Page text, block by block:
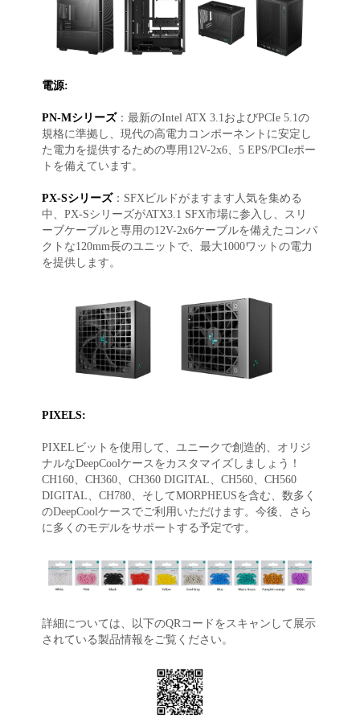
電源:
PN-Mシリーズ ：最新のIntel ATX 3.1およびPCIe 5.1の
規格に準拠し、現代の高電力コンポーネントに安定し
た電力を提供するための専用12V-2x6、5 EPS/PCIeポー
トを備えています。
PX-Sシリーズ ：SFXビルドがますます人気を集める
中、PX-SシリーズがATX3.1 SFX市場に参入し、スリ
ーブケーブルと専用の12V-2x6ケーブルを備えたコンパ
クトな120mm長のユニットで、最大1000ワットの電力
を提供します。
PIXELS:
PIXELビットを使用して、ユニークで創造的、オリジ
ナルなDeepCoolケースをカスタマイズしましょう！
CH160、CH360、CH360 DIGITAL、CH560、CH560
DIGITAL、CH780、そしてMORPHEUSを含む、数多く
のDeepCoolケースでご利用いただけます。今後、さら
に多くのモデルをサポートする予定です。
詳細については、以下のQRコードをスキャンして展示
されている製品情報をご覧ください。